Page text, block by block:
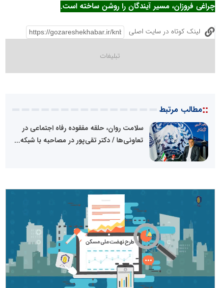
چراغی فروزان، مسیر آیندگان را روشن ساخته است.
لینک کوتاه در سایت اصلی
::مطالب مرتبط
سلامت روان، حلقه مفقوده رفاه اجتماعی در
تعاونی‌ها / دکتر تقی‌پور در مصاحبه با شبکه...